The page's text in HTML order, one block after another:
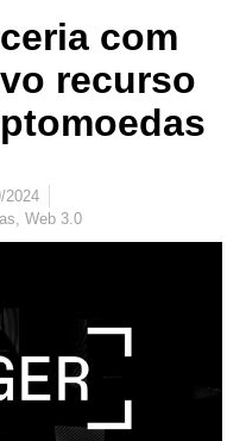
com
recurso
2024
, Web 3.0